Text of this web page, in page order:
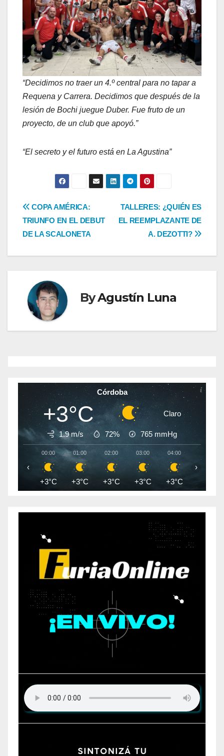
“Decidimos no traer un 4.º central para no tapar a
Requena y Carrera. Decidimos que después de la
lesión de Bochi juegue Duber. Fue fruto de un
proyecto, de un club que apoyó.”
“El secreto y el futuro está en La Agustina”
Navegación
de
entradas
TALLERES: ¿QUIÉN ES
EL REEMPLAZANTE DE
A. DEZOTTI?
COPA AMÉRICA:
TRIUNFO EN EL DEBUT
DE LA SCALONETA
ByAgustín Luna
Córdoba
+3°C Claro
1.9 m/s 72% 765 mmHg
00:00
+3°C
01:00
+3°C
02:00
+3°C
03:00
+3°C
04:00
+3°C +3°C
‹ ›